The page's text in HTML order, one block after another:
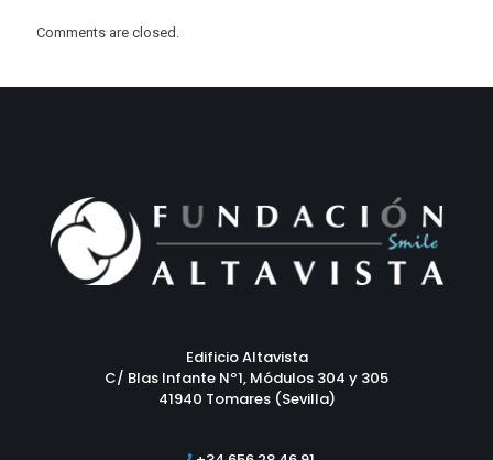
Comments are closed.
Edificio Altavista
C/ Blas Infante Nº1, Módulos 304 y 305
41940 Tomares (Sevilla)